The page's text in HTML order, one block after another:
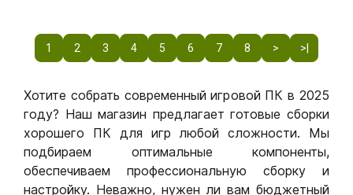
1 2 3 4 5 6 7 8 > >|
Хотите собрать современный игровой ПК в 2025
году? Наш магазин предлагает готовые сборки
хорошего ПК для игр любой сложности. Мы
подбираем оптимальные компоненты,
обеспечиваем профессиональную сборку и
настройку. Неважно, нужен ли вам бюджетный